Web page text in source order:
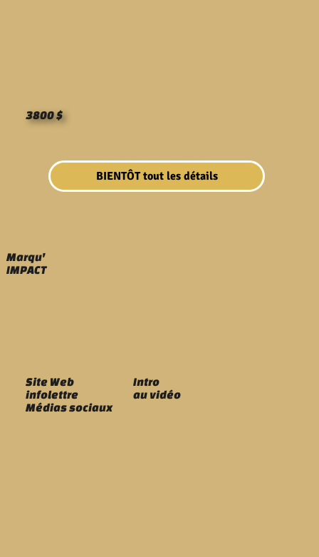
Marqu'
IMPACT
Site Web
infolettre
Médias sociaux
Intro
au vidéo
BIENTÔT tout les détails
3800 $